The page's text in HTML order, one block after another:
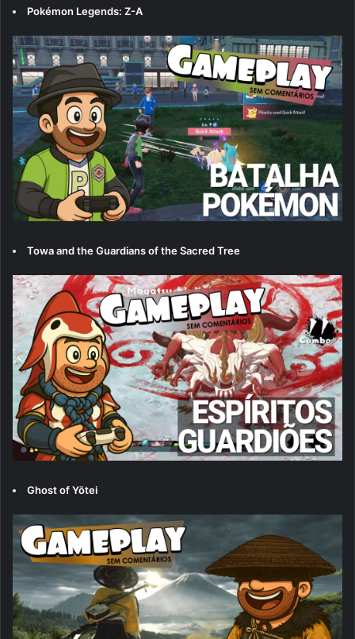
Pokémon Legends: Z-A
Towa and the Guardians of the Sacred Tree
Ghost of Yōtei